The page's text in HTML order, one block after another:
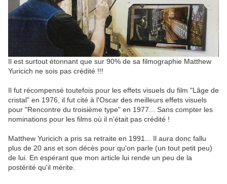
Il est surtout étonnant que sur 90% de sa filmographie Matthew
Yuricich ne sois pas crédité !!!
Il fut récompensé toutefois pour les effets visuels du film "Lâge de
cristal" en 1976, il fut cité à l'Oscar des meilleurs effets visuels
pour "Rencontre du troisième type" en 1977... Sans compter les
nominations pour les films où il n'était pas crédité !
Matthew Yuricich a pris sa retraite en 1991... Il aura donc fallu
plus de 20 ans et son décès pour qu'on parle (un tout petit peu)
de lui. En espérant que mon article lui rende un peu de la
postérité qu'il mérite.